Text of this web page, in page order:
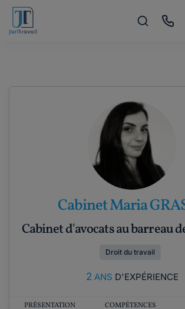
Cabinet Maria
Cabinet d'avocats au barreau
Droit du travail
2 ANS D'EXPÉRIENCE
PRÉSENTATION COMPÉTENCES